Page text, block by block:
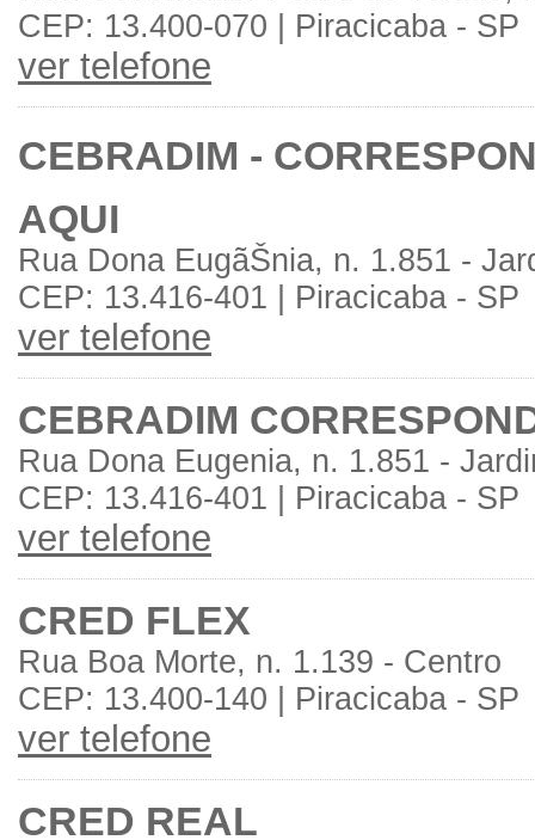
CEP: 13.400-070 | Piracicaba - SP
ver telefone
CEBRADIM -
AQUI
Rua Dona EugãŠnia, n. 1.851 -
CEP: 13.416-401 | Piracicaba - SP
ver telefone
CEBRADIM
Rua Dona Eugenia, n. 1.851 -
CEP: 13.416-401 | Piracicaba - SP
ver telefone
CRED FLEX
Rua Boa Morte, n. 1.139 - Centro
CEP: 13.400-140 | Piracicaba - SP
ver telefone
CRED REAL